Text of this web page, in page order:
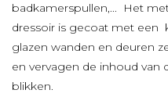
badkamerspullen,... Het
dressoir is gecoat met een
glazen wanden en deuren
en vervagen de inhoud van
blikken.